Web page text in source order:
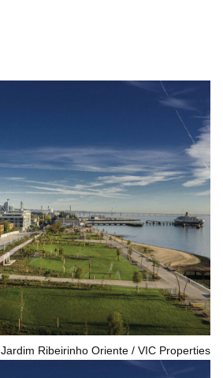
Jardim Ribeirinho Oriente VIC Properties